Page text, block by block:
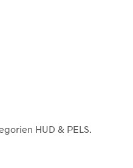
HUD & PELS.